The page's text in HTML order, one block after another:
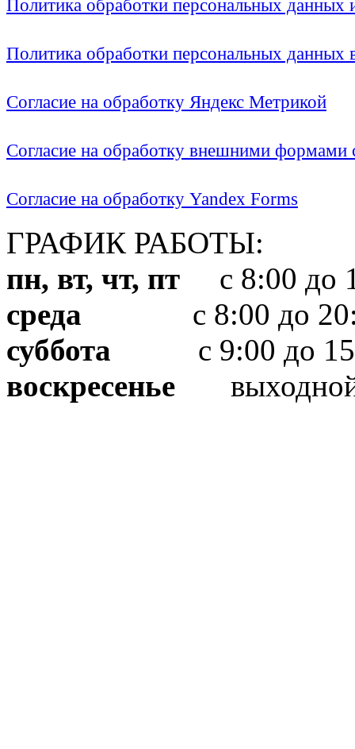
Политика обработки персональных
Политика обработки персональных
Согласие на обработку Яндекс Метрикой
Согласие на обработку внешними формами
Согласие на обработку Yandex Forms
ГРАФИК РАБОТЫ:
пн, вт, чт, пт с 8:00 до
среда с 8:00 до
суббота с 9:00 до
воскресенье